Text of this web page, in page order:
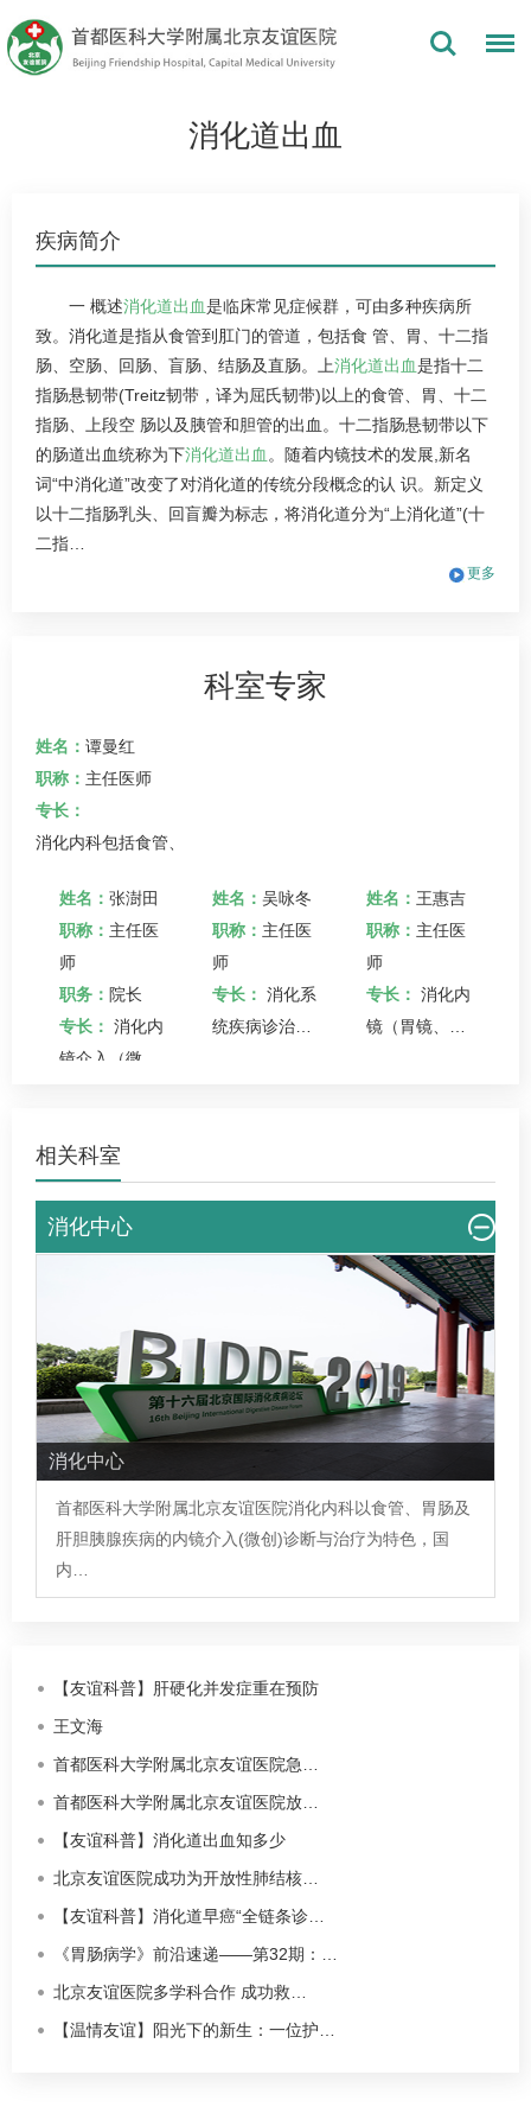
消化道出血
疾病简介
一 概述消化道出血是临床常见症候群，可由多种疾病所
致。消化道是指从食管到肛门的管道，包括食 管、胃、十二指
肠、空肠、回肠、盲肠、结肠及直肠。上消化道出血是指十二
指肠悬韧带(Treitz韧带，译为屈氏韧带)以上的食管、胃、十二
指肠、上段空 肠以及胰管和胆管的出血。十二指肠悬韧带以下
的肠道出血统称为下消化道出血 。随着内镜技术的发展,新名
词“中消化道”改变了对消化道的传统分段概念的认 识。新定义
以十二指肠乳头、回盲瓣为标志，将消化道分为“上消化道”(十
二指…
更多
科室专家
姓名： 谭曼红
职称： 主任医师
专长：
消化内科包括食管、
姓名： 张澍田
职称： 主任医
师
职务： 院长
专长： 消化内
镜介入（微
的内镜下切
除，晚期癌的
支架置入，肝
硬化出血的结
姓名：吴咏冬
职称： 主任医
师
专长： 消化系
统疾病诊治。
疗，食管癌、
置入，内镜
姓名： 王惠吉
职称： 主任医
师
专长： 消化内
镜（胃镜、十
相关科室
消化中心
消化中心
首都医科大学附属北京友谊医院消化内科以食管、胃肠及
肝胆胰腺疾病的内镜介入(微创)诊断与治疗为特色，国
内…
【友谊科普】肝硬化并发症重在预防
王文海
首都医科大学附属北京友谊医院急…
首都医科大学附属北京友谊医院放…
【友谊科普】消化道出血知多少
北京友谊医院成功为开放性肺结核…
【友谊科普】消化道早癌“全链条诊…
《胃肠病学》前沿速递——第32期：…
北京友谊医院多学科合作 成功救…
【温情友谊】阳光下的新生：一位护…